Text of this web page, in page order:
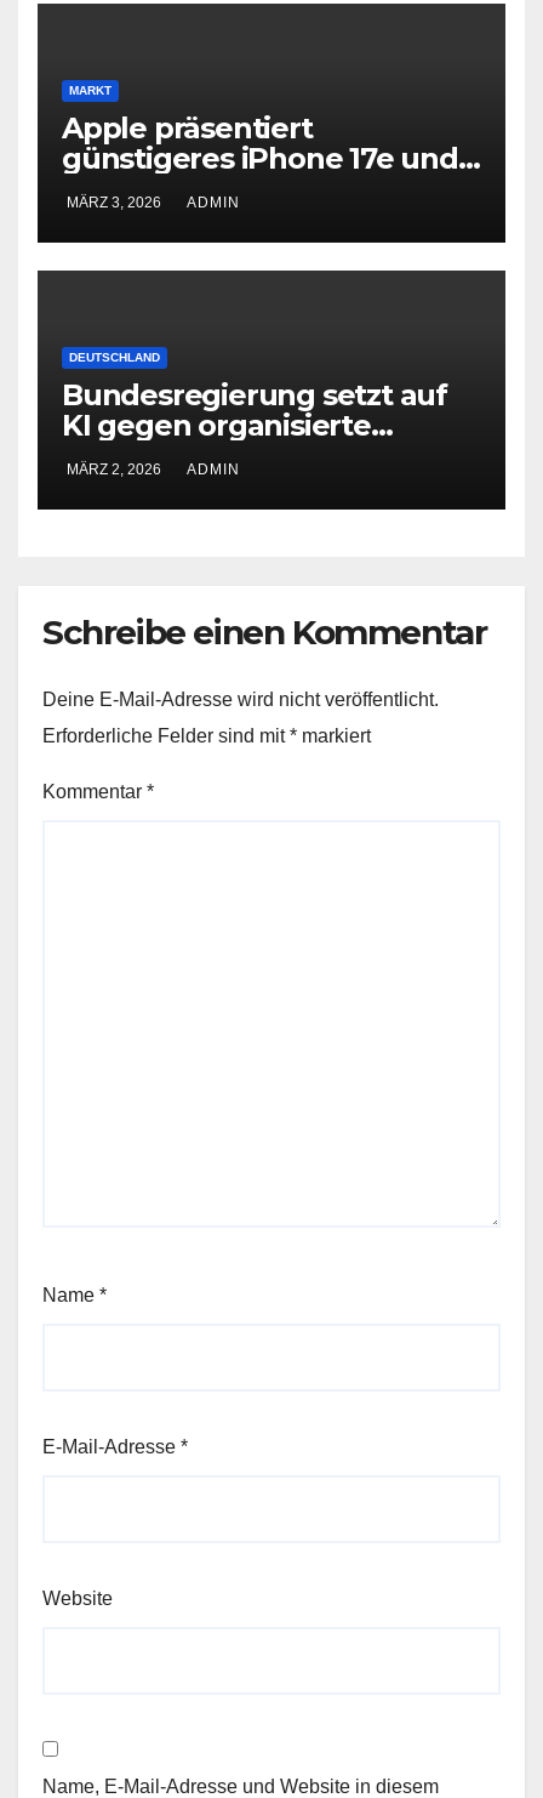
MARKT
Apple präsentiert
günstigeres iPhone 17e und
neues iPad Air mit M4-Chip
MÄRZ 3, 2026 ADMIN
DEUTSCHLAND
Bundesregierung setzt auf
KI gegen organisierte
Kriminalität
MÄRZ 2, 2026 ADMIN
Schreibe einen Kommentar
Deine E-Mail-Adresse wird nicht veröffentlicht.
Erforderliche Felder sind mit* markiert
Kommentar *
Name *
E-Mail-Adresse *
Website
Name, E-Mail-Adresse und Website in diesem